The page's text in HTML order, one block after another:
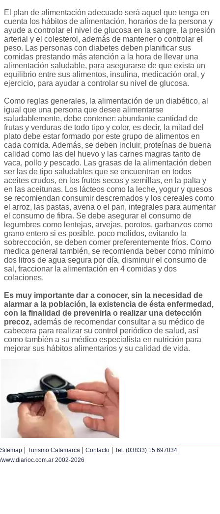
El plan de alimentación adecuado será aquel que tenga en
cuenta los hábitos de alimentación, horarios de la persona y
ayude a controlar el nivel de glucosa en la sangre, la presión
arterial y el colesterol, además de mantener o controlar el
peso. Las personas con diabetes deben planificar sus
comidas prestando más atención a la hora de llevar una
alimentación saludable, para asegurarse de que exista un
equilibrio entre sus alimentos, insulina, medicación oral, y
ejercicio, para ayudar a controlar su nivel de glucosa.
Como reglas generales, la alimentación de un diabético, al
igual que una persona que desee alimentarse
saludablemente, debe contener: abundante cantidad de
frutas y verduras de todo tipo y color, es decir, la mitad del
plato debe estar formado por este grupo de alimentos en
cada comida. Además, se deben incluir, proteínas de buena
calidad como las del huevo y las carnes magras tanto de
vaca, pollo y pescado. Las grasas de la alimentación deben
ser las de tipo saludables que se encuentran en todos
aceites crudos, en los frutos secos y semillas, en la palta y
en las aceitunas. Los lácteos como la leche, yogur y quesos
se recomiendan consumir descremados y los cereales como
el arroz, las pastas, avena o el pan, integrales para aumentar
el consumo de fibra. Se debe asegurar el consumo de
legumbres como lentejas, arvejas, porotos, garbanzos como
grano entero si es posible, poco molidos, evitando la
sobreccoción, se deben comer preferentemente fríos. Como
medica general también, se recomienda beber como mínimo
dos litros de agua segura por día, disminuir el consumo de
sal, fraccionar la alimentación en 4 comidas y dos
colaciones.
Es muy importante dar a conocer, sin la necesidad de
alarmar a la población, la existencia de ésta enfermedad,
con la finalidad de prevenirla o realizar una detección
precoz, además de recomendar consultar a su médico de
cabecera para realizar su control periódico de salud, así
como también a su médico especialista en nutrición para
mejorar sus hábitos alimentarios y su calidad de vida.
Sitemap | Turismo Catamarca | Contacto | Tel. (03833) 15 697034 |
/www.diarioc.com.ar 2002-2026